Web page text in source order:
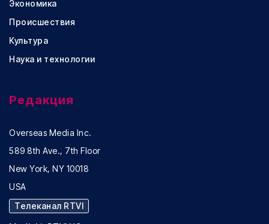
Экономика
Происшествия
Культура
Наука и технологии
Редакция
Overseas Media Inc.
589 8th Ave., 7th Floor
New York, NY 10018
USA
Телеканал RTVI